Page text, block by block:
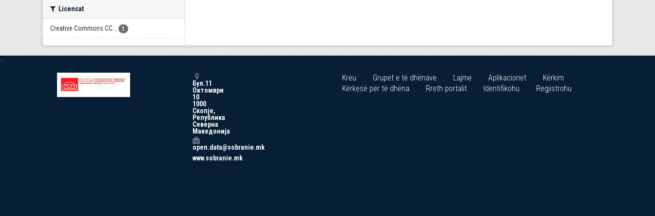
Licencat
Creative Commons CC... 1
a
Бул.11
Октомври
10
1000
Скопје,
Република
Северна
Македонија
open.data@sobranie.mk
www.sobranie.mk
Kreu Grupet e të dhënave Lajme Aplikacionet
Kërkim
Kërkesë për të dhëna
Rreth portalit Identifikohu Regjistrohu